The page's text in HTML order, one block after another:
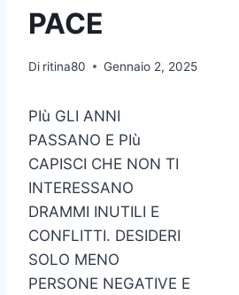
PACE
Di ritina80 Gennaio 2, 2025
PIù GLI ANNI
PASSANO E PIù
CAPISCI CHE NON TI
INTERESSANO
DRAMMI INUTILI E
CONFLITTI. DESIDERI
SOLO MENO
PERSONE NEGATIVE E